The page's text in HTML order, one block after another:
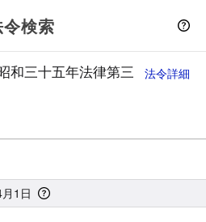
検索
和三十五年法律第三
法令詳細
1日